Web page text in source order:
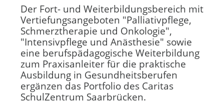
Der Fort- und Weiterbildungsbereich mit
Vertiefungsangeboten "Palliativpflege,
Schmerztherapie und Onkologie",
"Intensivpflege und Anästhesie" sowie
eine berufspädagogische Weiterbildung
zum Praxisanleiter für die praktische
Ausbildung in Gesundheitsberufen
ergänzen das Portfolio des Caritas
SchulZentrum Saarbrücken.